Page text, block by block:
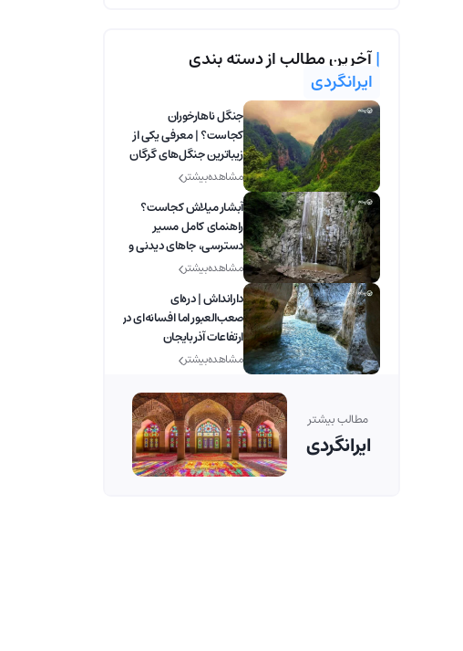
|آخرین مطالب از دسته بندی
ایرانگردی
جنگل ناهارخوران
کجاست؟ | معرفی یکی از
زیباترین جنگل‌های گرگان
مشاهده بیشتر
آبشار میلاش کجاست؟
راهنمای کامل مسیر
دسترسی، جاهای دیدنی و
بهترین زمان بازدید
مشاهده بیشتر
دارانداش | دره‌ای
صعب‌العبور اما افسانه‌ای در
ارتفاعات آذربایجان
مشاهده بیشتر
مطالب بیشتر
ایرانگردی